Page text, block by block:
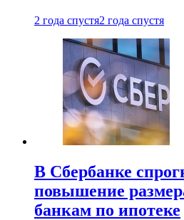
2 года спустя2 года спустя
В Сбербанке
повышение
банкам по ипотеке